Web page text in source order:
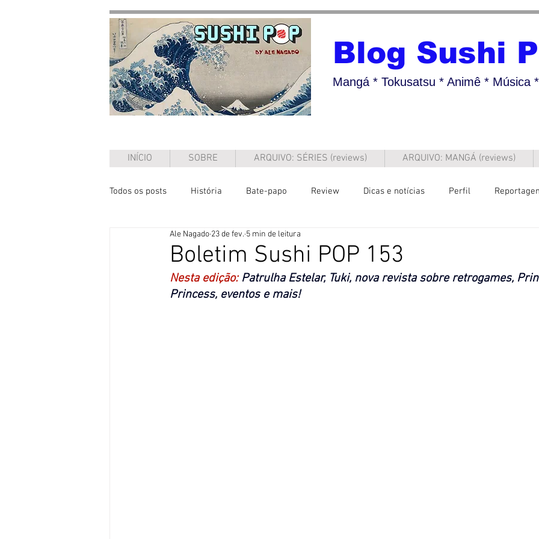
Blog Sushi
Mangá * Tokusatsu * Animê * Música
INÍCIO SOBRE ARQUIVO: SÉRIES (reviews) ARQUIVO: MANGÁ (reviews)
Todos os posts História Bate-papo Review Dicas e notícias Perfil
Boletim Sushi POP 153
Ale Nagado 23 de fev. 5 min de leitura
Nesta edição: Patrulha Estelar, Tuki, nova revista sobre retrogames,
Princess, eventos e mais!